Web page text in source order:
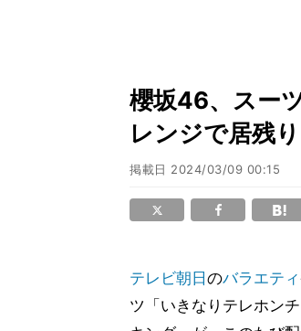
櫻坂46、スー
レンジで居残り
掲載日 2024/03/09 00:15
テレビ朝日 のバラエティ
ツ「いきなりテレホン